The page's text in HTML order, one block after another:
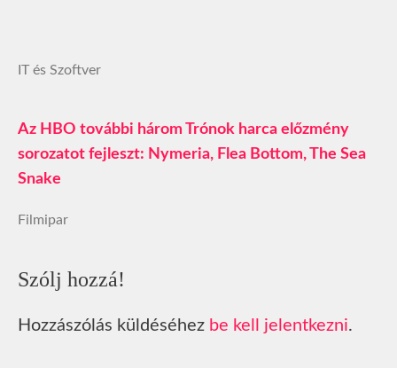
IT és Szoftver
Az HBO további három Trónok harca előzmény
sorozatot fejleszt: Nymeria, Flea Bottom, The Sea
Snake
Filmipar
Szólj hozzá!
Hozzászólás küldéséhez be kell jelentkezni.